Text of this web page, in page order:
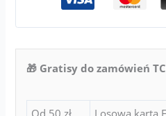
🎁 Gratisy do zamówień
Od 50 zł
Losowa